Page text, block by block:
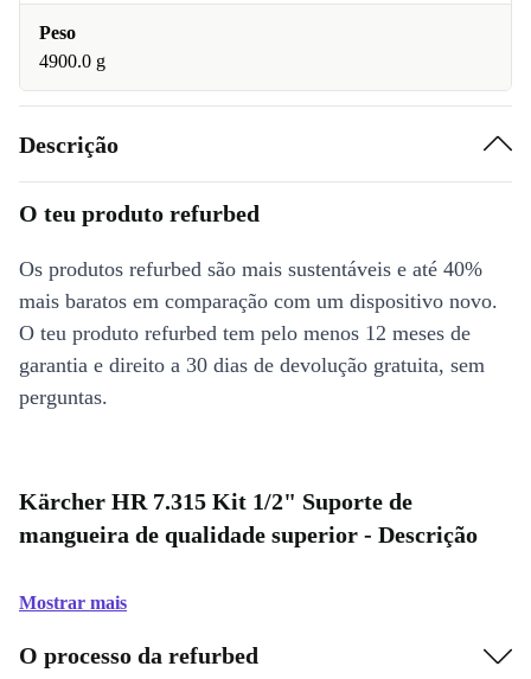
Peso
4900.0 g
Descrição
O teu produto refurbed
Os produtos refurbed são mais sustentáveis e até 40%
mais baratos em comparação com um dispositivo novo.
O teu produto refurbed tem pelo menos 12 meses de
garantia e direito a 30 dias de devolução gratuita, sem
perguntas.
Kärcher HR 7.315 Kit 1/2" Suporte de
mangueira de qualidade superior - Descrição
Mostrar mais
O processo da refurbed